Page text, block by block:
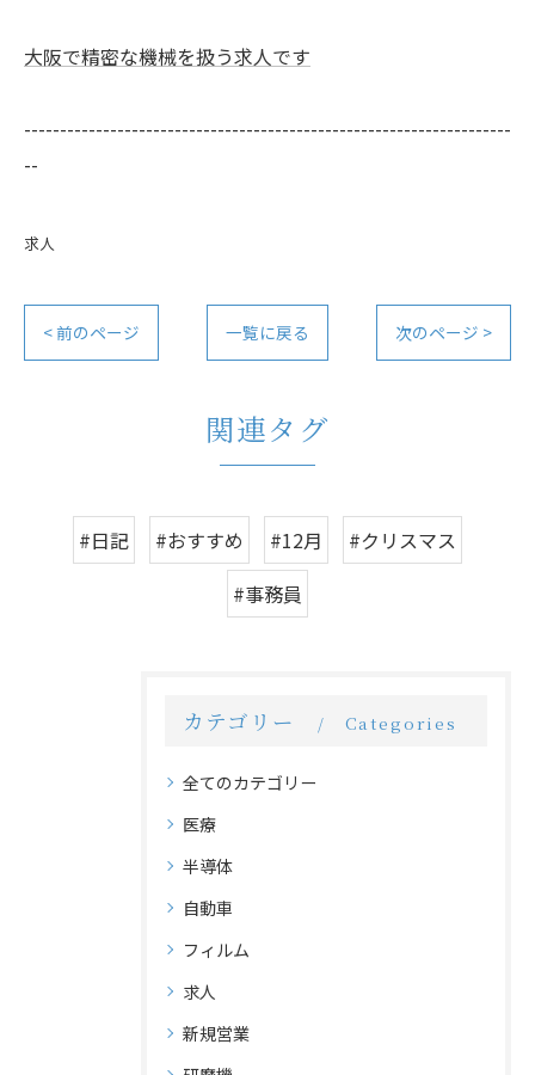
大阪で精密な機械を扱う求人です
--------------------------------------------------------------------
--
求人
< 前のページ 一覧に戻る 次のページ >
関連タグ
#日記 #おすすめ #12月
#クリスマス
#事務員
カテゴリー Categories
全てのカテゴリー
医療
半導体
自動車
フィルム
求人
新規営業